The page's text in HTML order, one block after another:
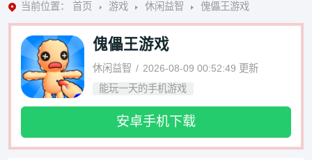
当前位置： 首页 游戏 休闲益智 傀儡王游戏
傀儡王游戏
休闲益智 2026-08-09 00:52:49 更新
能玩一天的手机游戏
安卓手机下载